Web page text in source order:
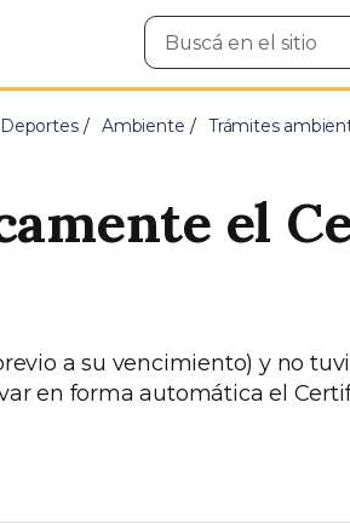
Buscar
en
Ambiente Trámites
el
a su vencimiento) y no
en forma automática el